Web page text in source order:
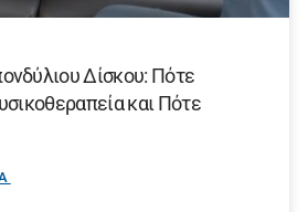
Δίσκου: Πότε
και Πότε